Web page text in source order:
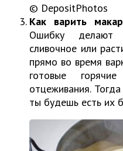
© DepositPhotos
Как варить
Ошибку делают
сливочное или
прямо во время
готовые
отцеживания.
ты будешь есть их